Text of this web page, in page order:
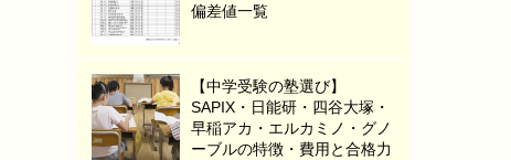
偏差値一覧
【中学受験の塾選び】
SAPIX・日能研・四谷大塚・
早稲アカ・エルカミノ・グノ
ーブルの特徴・費用と合格力